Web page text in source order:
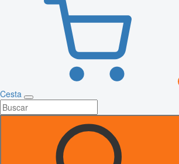
Cesta